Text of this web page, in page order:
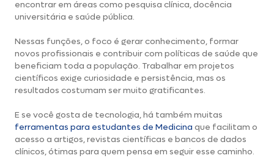
encontrar em áreas como pesquisa clínica, docência
universitária e saúde pública.
Nessas funções, o foco é gerar conhecimento, formar
novos profissionais e contribuir com políticas de saúde que
beneficiam toda a população. Trabalhar em projetos
científicos exige curiosidade e persistência, mas os
resultados costumam ser muito gratificantes.
E se você gosta de tecnologia, há também muitas
ferramentas para estudantes de Medicina que facilitam o
acesso a artigos, revistas científicas e bancos de dados
clínicos, ótimas para quem pensa em seguir esse caminho.